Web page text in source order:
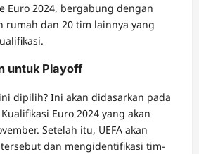
Euro 2024, bergabung dengan
rumah dan 20 tim lainnya yang
untuk Playoff
dipilih? Ini akan didasarkan pada
Euro 2024 yang akan
Setelah itu, UEFA akan
dan mengidentifikasi tim-